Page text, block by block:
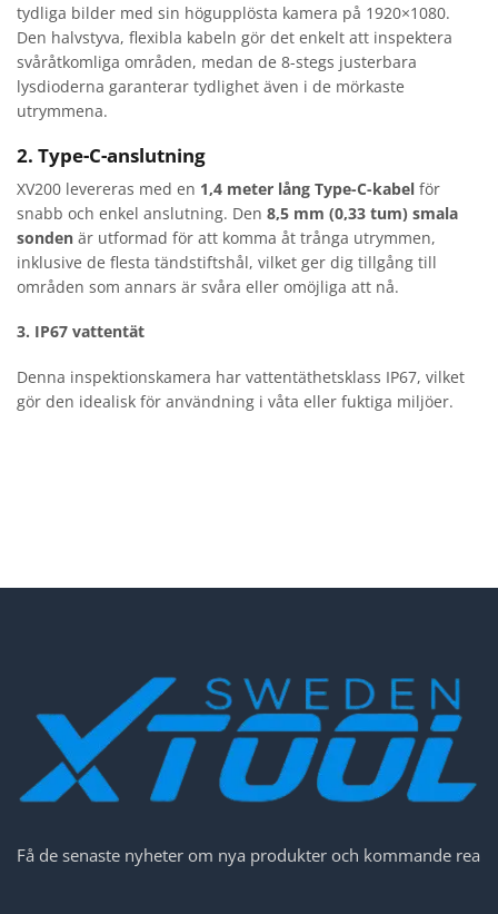
tydliga bilder med sin högupplösta kamera på 1920×1080.
Den halvstyva, flexibla kabeln gör det enkelt att inspektera
svåråtkomliga områden, medan de 8-stegs justerbara
lysdioderna garanterar tydlighet även i de mörkaste
utrymmena.
2. Type-C-anslutning
XV200 levereras med en 1,4 meter lång Type-C-kabel för
snabb och enkel anslutning. Den 8,5 mm (0,33 tum) smala
sonden är utformad för att komma åt trånga utrymmen,
inklusive de flesta tändstiftshål, vilket ger dig tillgång till
områden som annars är svåra eller omöjliga att nå.
3. IP67 vattentät
Denna inspektionskamera har vattentäthetsklass IP67, vilket
gör den idealisk för användning i våta eller fuktiga miljöer.
Få de senaste nyheter om nya produkter och kommande rea